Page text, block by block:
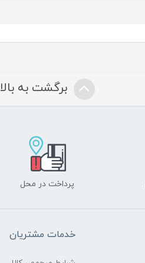
برگشت به بالا
پرداخت در محل
خدمات مشتریان